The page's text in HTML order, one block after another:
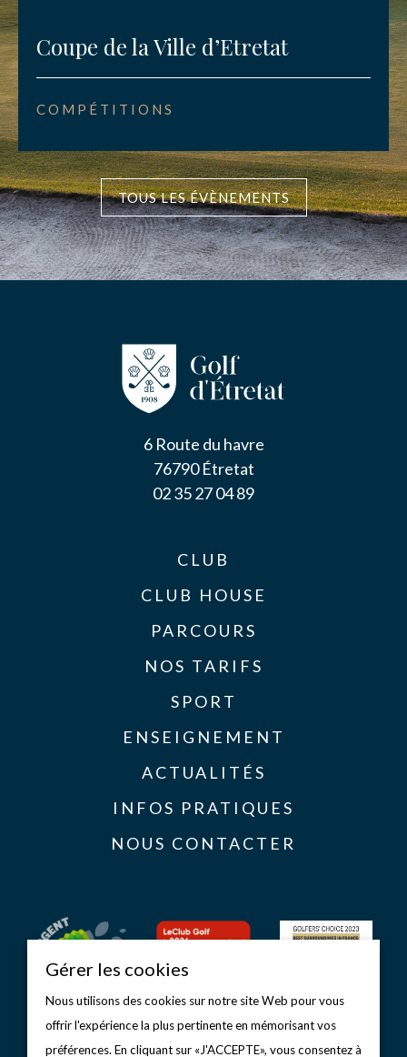
Coupe de la Ville d’Etretat
COMPÉTITIONS
TOUS LES ÉVÈNEMENTS
6 Route du havre
76790 Étretat
02 35 27 04 89
CLUB
CLUB HOUSE
PARCOURS
NOS TARIFS
SPORT
ENSEIGNEMENT
ACTUALITÉS
INFOS PRATIQUES
NOUS CONTACTER
Gérer les cookies
Nous utilisons des cookies sur notre site Web pour vous
offrir l'expérience la plus pertinente en mémorisant vos
préférences. En cliquant sur «J'ACCEPTE», vous consentez à